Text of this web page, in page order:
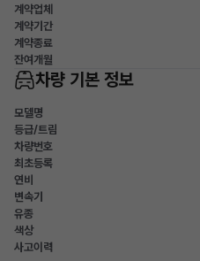
계약업체
계약기간
계약종료
잔여개월
차량 기본 정보
모델명
등급/트림
차량번호
최초등록
연비
변속기
유종
색상
사고이력